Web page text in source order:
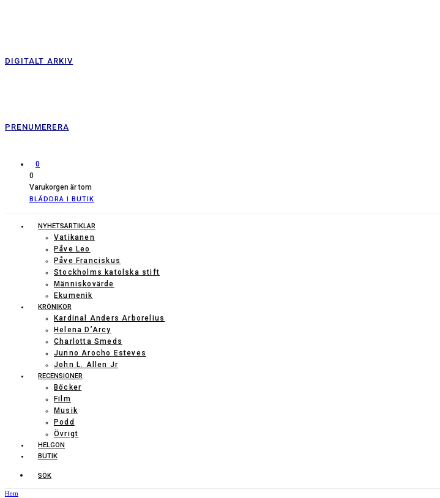
DIGITALT ARKIV
PRENUMERERA
0
0
Varukorgen är tom
BLÄDDRA I BUTIK
NYHETSARTIKLAR
Vatikanen
Påve Leo
Påve Franciskus
Stockholms katolska stift
Människovärde
Ekumenik
KRÖNIKOR
Kardinal Anders Arborelius
Helena D’Arcy
Charlotta Smeds
Junno Arocho Esteves
John L. Allen Jr
RECENSIONER
Böcker
Film
Musik
Podd
Övrigt
HELGON
BUTIK
SÖK
Hem